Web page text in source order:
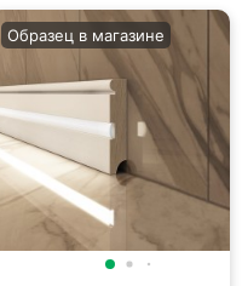
Образец в магазине